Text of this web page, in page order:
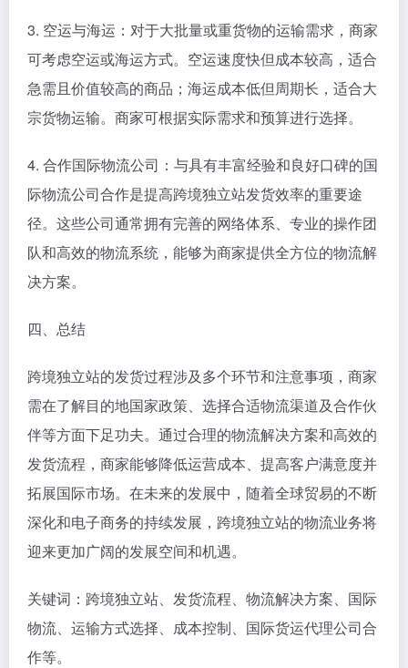
3. 空运与海运：对于大批量或重货物的运输需求，商家
可考虑空运或海运方式。空运速度快但成本较高，适合
急需且价值较高的商品；海运成本低但周期长，适合大
宗货物运输。商家可根据实际需求和预算进行选择。
4. 合作国际物流公司：与具有丰富经验和良好口碑的国
际物流公司合作是提高跨境独立站发货效率的重要途
径。这些公司通常拥有完善的网络体系、专业的操作团
队和高效的物流系统，能够为商家提供全方位的物流解
决方案。
四、总结
跨境独立站的发货过程涉及多个环节和注意事项，商家
需在了解目的地国家政策、选择合适物流渠道及合作伙
伴等方面下足功夫。通过合理的物流解决方案和高效的
发货流程，商家能够降低运营成本、提高客户满意度并
拓展国际市场。在未来的发展中，随着全球贸易的不断
深化和电子商务的持续发展，跨境独立站的物流业务将
迎来更加广阔的发展空间和机遇。
关键词：跨境独立站、发货流程、物流解决方案、国际
物流、运输方式选择、成本控制、国际货运代理公司合
作等。